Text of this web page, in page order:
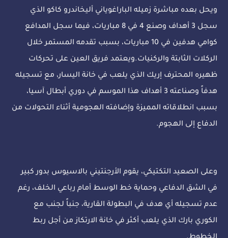
ويحل بعده مباشرة زميله الباراغوياني أليخاندرو كاكو الذي
سجل 3 أهداف وصنع 4 في 8 مباريات، فيما سجل المدافع
كوامي هدفين في 10 مباريات، بسبب تقدمه المستمر خلال
الركلات الثابتة والركنيات.ويعتمد فريق العين على تحركات
ظهيره المحترف إريك الذي يلعب في خانة اليسار، مع تسجيله
هدفاً وصناعته 3 أهداف هذا الموسم في دوري أبطال آسيا،
بسبب انطلاقاته المميزة وإضافته الهجومية أثناء التحولات من
الدفاع إلى الهجوم.
وعلى الصعيد التكتيكي، يقوم الأرجنتيني بالاسيوس بدور كبير
في الشق الدفاعي وحماية خط الوسط أمام رباعي الخلف، رغم
عدم تسجيله أي هدف في البطولة القارية، جنباً لجنب مع
الكوري بارك الذي يلعب أكثر في خانة الارتكاز من أجل ربط